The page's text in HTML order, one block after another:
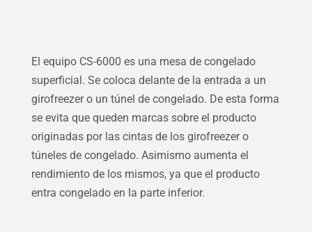
El equipo CS-6000 es una mesa de congelado
superficial. Se coloca delante de la entrada a un
girofreezer o un túnel de congelado. De esta forma
se evita que queden marcas sobre el producto
originadas por las cintas de los girofreezer o
túneles de congelado. Asimismo aumenta el
rendimiento de los mismos, ya que el producto
entra congelado en la parte inferior.